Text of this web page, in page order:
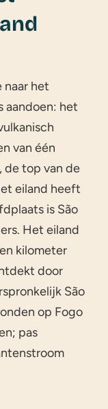
naar het
aandoen: het
van één
de top van de
eiland heeft
is São
Het eiland
kilometer
door
São
op Fogo
pas